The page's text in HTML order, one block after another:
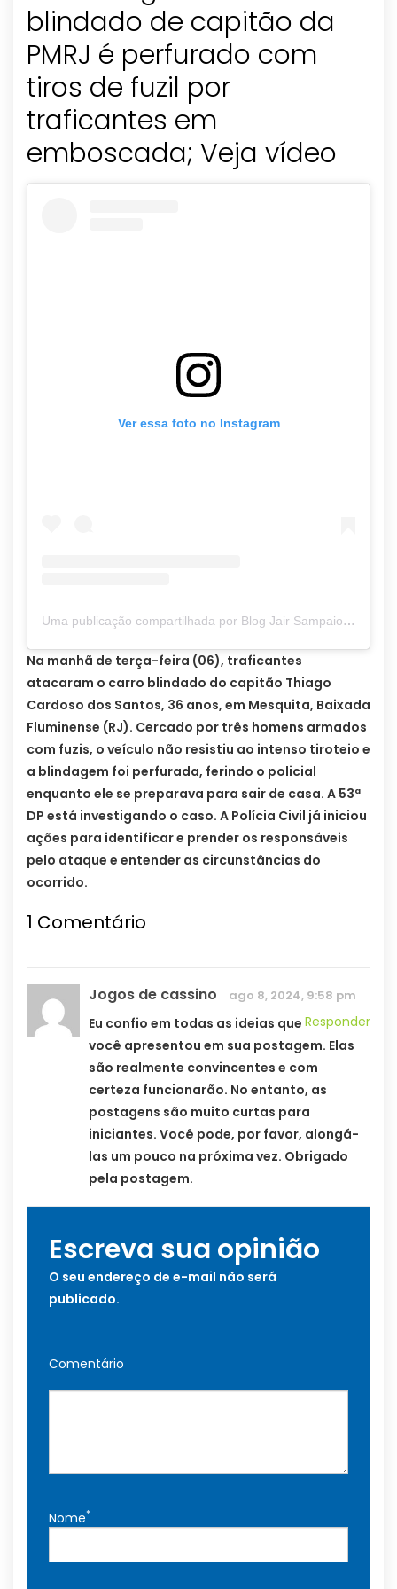
blindado de capitão da
PMRJ é perfurado com
tiros de fuzil por
traficantes em
emboscada; Veja vídeo
Ver essa foto no Instagram
Uma publicação compartilhada por Blog Jair Sampaio (@blogjairsampaio_)
Na manhã de terça-feira (06), traficantes
atacaram o carro blindado do capitão Thiago
Cardoso dos Santos, 36 anos, em Mesquita, Baixada
Fluminense (RJ). Cercado por três homens armados
com fuzis, o veículo não resistiu ao intenso tiroteio e
a blindagem foi perfurada, ferindo o policial
enquanto ele se preparava para sair de casa. A 53ª
DP está investigando o caso. A Polícia Civil já iniciou
ações para identificar e prender os responsáveis
pelo ataque e entender as circunstâncias do
ocorrido.
1 Comentário
Jogos de cassino ago 8, 2024, 9:58 pm
Responder
Eu confio em todas as ideias que
você apresentou em sua postagem. Elas
são realmente convincentes e com
certeza funcionarão. No entanto, as
postagens são muito curtas para
iniciantes. Você pode, por favor, alongá-
las um pouco na próxima vez. Obrigado
pela postagem.
Escreva sua opinião
O seu endereço de e-mail não será
publicado.
Comentário
Nome*